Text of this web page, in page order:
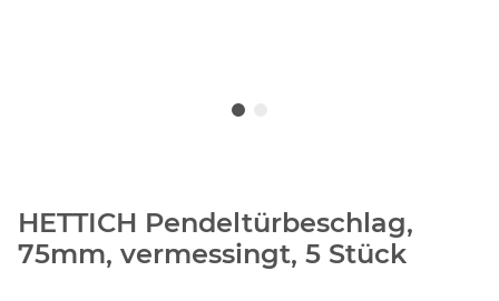
HETTICH Pendeltürbeschlag,
75mm, vermessingt, 5 Stück